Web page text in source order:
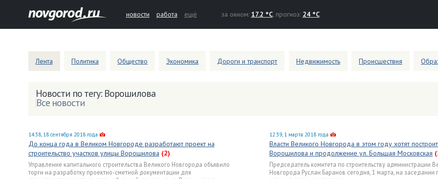
новости работа ещё за окном: 17.2 °C, прогноз: 24 °C
Лента Политика Общество Экономика Дороги и транспорт Недвижимость Происшествия
Новости по тегу: Ворошилова
Все новости
14:38, 18 сентября 2018 года
До конца года в Великом Новгороде разработают проект на
строительство участков улицы Ворошилова (2)
Управление капитального строительства Великого Новгорода объявило
торги на разработку проектно-сметной документации для
12:39, 1 марта 2018 года
Власти Великого Новгорода в этом году хотят
Ворошилова и продолжение ул. Большая Московская
Председатель комитета по строительству администрации
Новгорода Руслан Баранов сегодня, 1 марта, на заседании